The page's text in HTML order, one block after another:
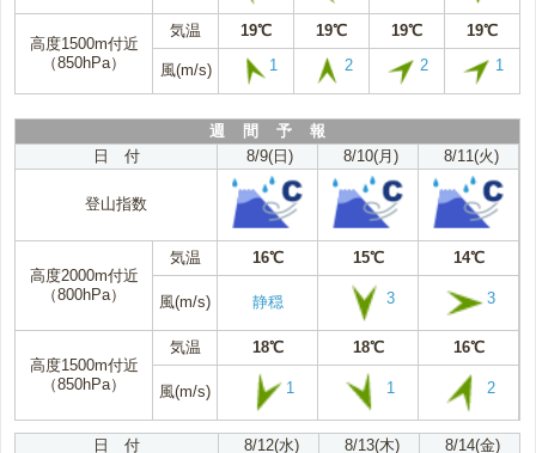
高度1500m付近
（850hPa）
気温 19℃ 19℃ 19℃ 19℃
風(m/s) 1 2 2 1
週 間 予 報
日 付
8/9(日) 8/10(月) 8/11(火)
登山指数
高度2000m付近
（800hPa）
気温 16℃ 15℃ 14℃
風(m/s) 静穏 3 3
高度1500m付近
（850hPa）
気温 18℃ 18℃ 16℃
風(m/s) 1 1 2
日 付 8/12(水) 8/13(木) 8/14(金)